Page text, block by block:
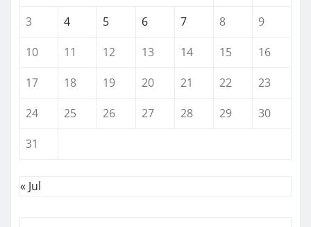
3
4 5 6 7 8
9
10
11 12 13 14 15
16
17
18 19 20 21 22
23
24
25 26 27 28 29
30
31
« Jul